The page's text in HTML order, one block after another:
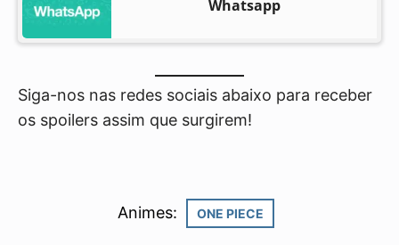
Whatsapp
Siga-nos nas redes sociais abaixo para receber
os spoilers assim que surgirem!
Animes: ONE PIECE